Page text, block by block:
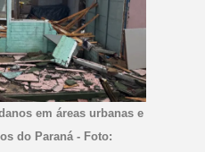
em áreas urbanas e
do Paraná - Foto: